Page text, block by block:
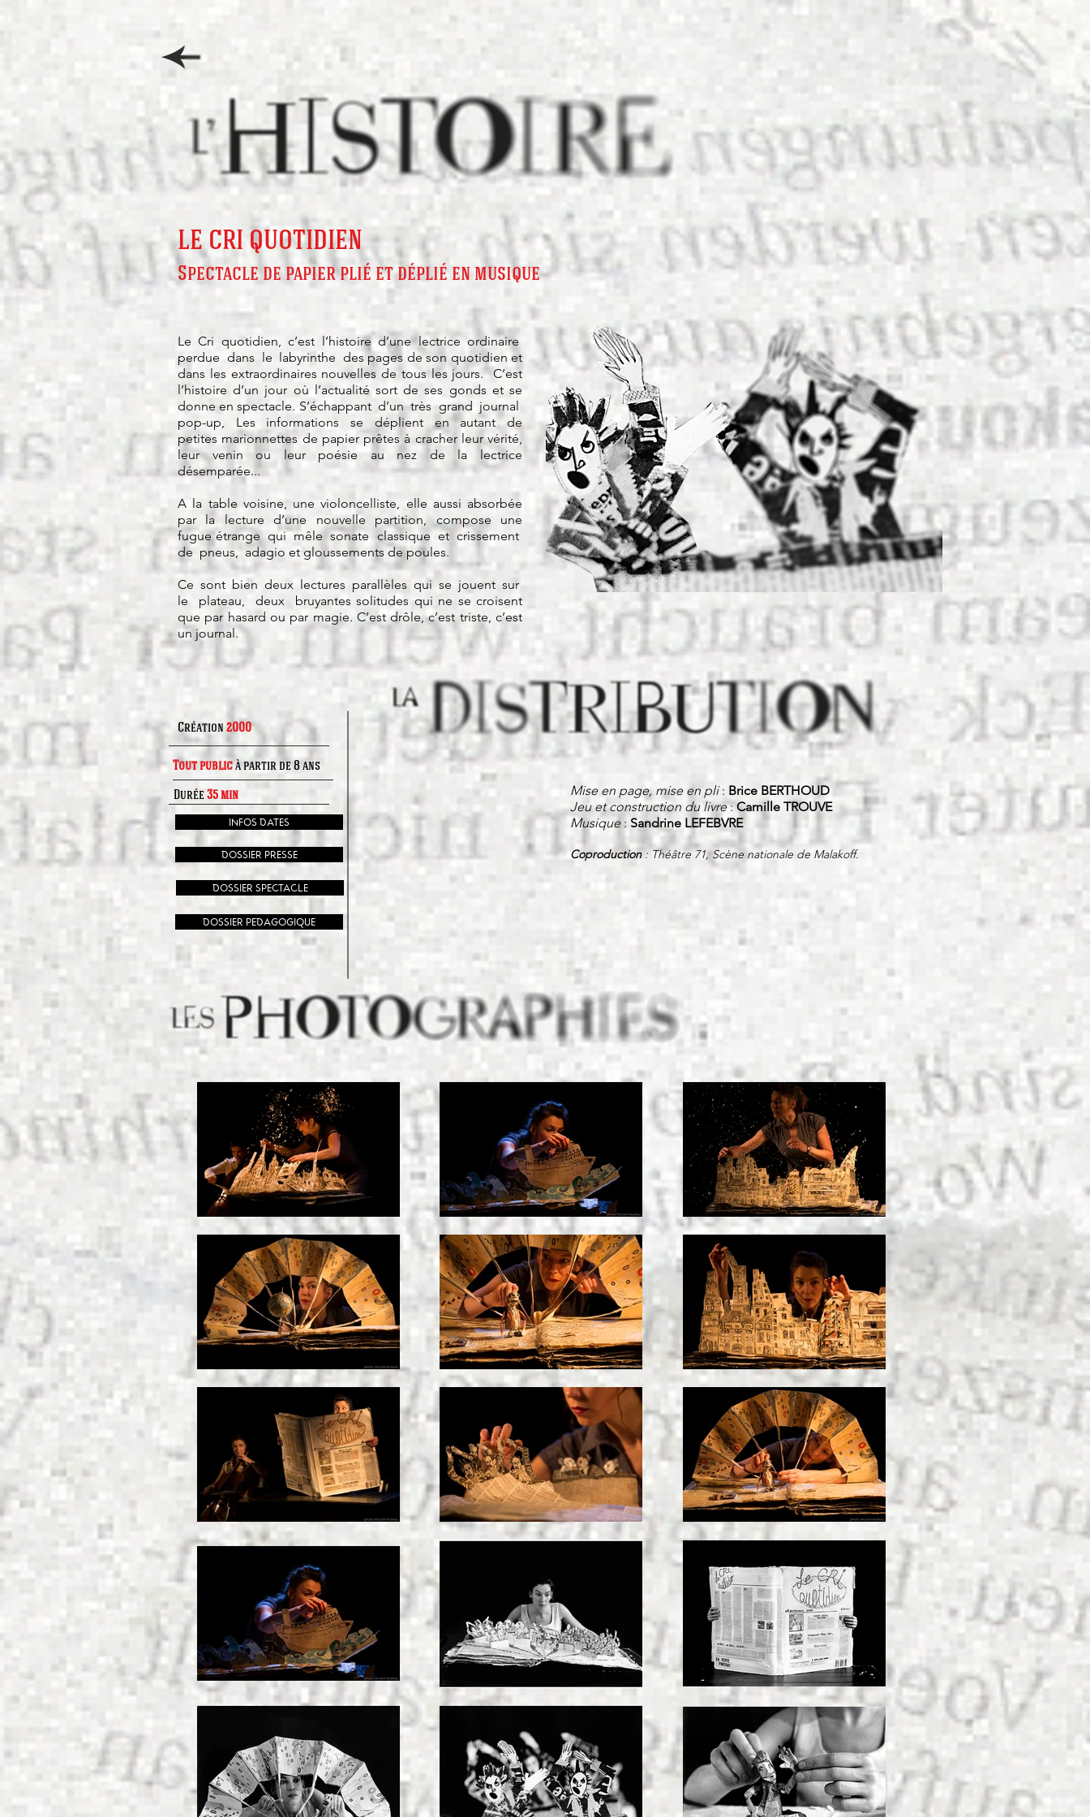
LE CRI QUOTIDIEN
Spectacle de papier plié et déplié en musique
Le Cri quotidien, c’est l’histoire d’une lectrice ordinaire
perdue dans le labyrinthe des pages de son quotidien et
dans les extraordinaires nouvelles de tous les jours. C’est
l’histoire d’un jour où l’actualité sort de ses gonds et se
donne en spectacle. S’échappant d’un très grand journal
pop-up, Les informations se déplient en autant de
petites marionnettes de papier prêtes à cracher leur vérité,
leur venin ou leur poésie au nez de la lectrice
désemparée...
A la table voisine, une violoncelliste, elle aussi absorbée
par la lecture d’une nouvelle partition, compose une
fugue étrange qui mêle sonate classique et crissement
de pneus, adagio et gloussements de poules.
Ce sont bien deux lectures parallèles qui se jouent sur
le plateau, deux bruyantes solitudes qui ne se croisent
que par hasard ou par magie. C’est drôle, c’est triste, c’est
un journal.
Création 2000
Tout publicà partir de 8 ans
Durée35 min
INFOS DATES
DOSSIER PRESSE
Mise en page, mise en pli: Brice BERTHOUD
Jeu et construction du livre:Camille TROUVE
Musique: Sandrine LEFEBVRE
Coproduction: Théâtre 71, Scène nationale de Malakoff.
DOSSIER SPECTACLE
DOSSIER PEDAGOGIQUE